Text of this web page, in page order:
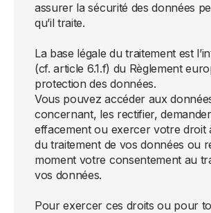
assurer la sécurité des données
qu’il traite.
La base légale du traitement est
(cf. article 6.1.f) du Règlement
protection des données.
Vous pouvez accéder aux
concernant, les rectifier,
effacement ou exercer votre droit
du traitement de vos données ou
moment votre consentement au
vos données.
Pour exercer ces droits ou pour